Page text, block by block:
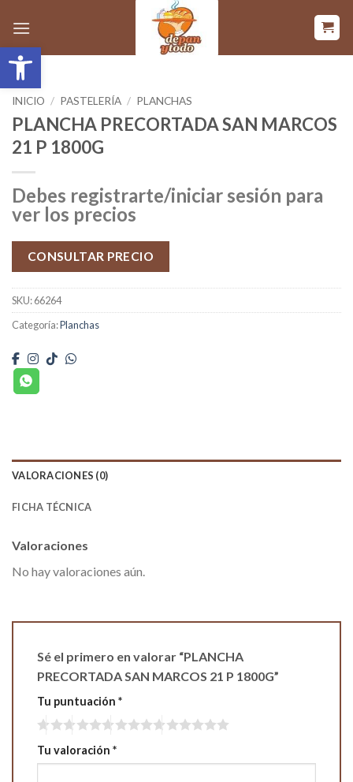
Abrir barra de herramientas
contenido
INICIO / PASTELERÍA / PLANCHAS
PLANCHA PRECORTADA SAN MARCOS
21 P 1800G
Debes registrarte/iniciar sesión para
ver los precios
CONSULTAR PRECIO
SKU:66264
Categoría:Planchas
VALORACIONES (0)
FICHA TÉCNICA
Valoraciones
No hay valoraciones aún.
Sé el primero en valorar “PLANCHA
PRECORTADA SAN MARCOS 21 P 1800G”
Tu puntuación *
Tu valoración *